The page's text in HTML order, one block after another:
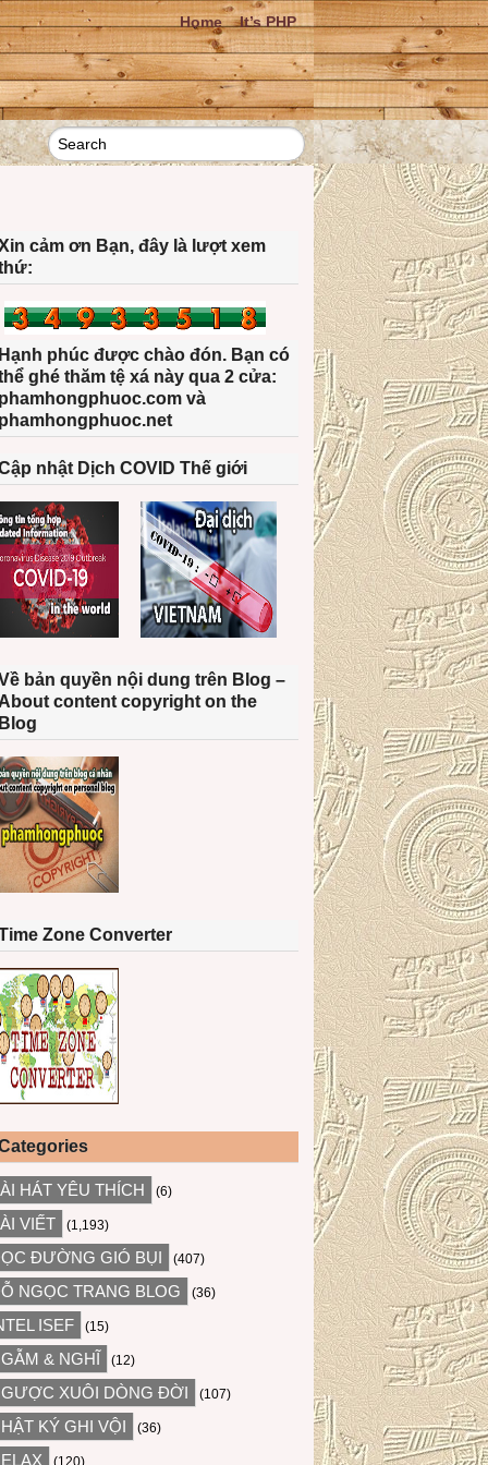
Home It’s PHP
cảm ơn Bạn, đây là lượt xem
phúc được chào đón. Bạn có
ghé thăm tệ xá này qua 2 cửa:
và
nhật Dịch COVID Thế giới
bản quyền nội dung trên Blog –
content copyright on the
Zone Converter
HÁT YÊU THÍCH (6)
VIẾT (1,193)
ĐƯỜNG GIÓ BỤI (407)
NGỌC TRANG BLOG (36)
ISEF (15)
& NGHĨ (12)
XUÔI DÒNG ĐỜI (107)
KÝ GHI VỘI (36)
(120)